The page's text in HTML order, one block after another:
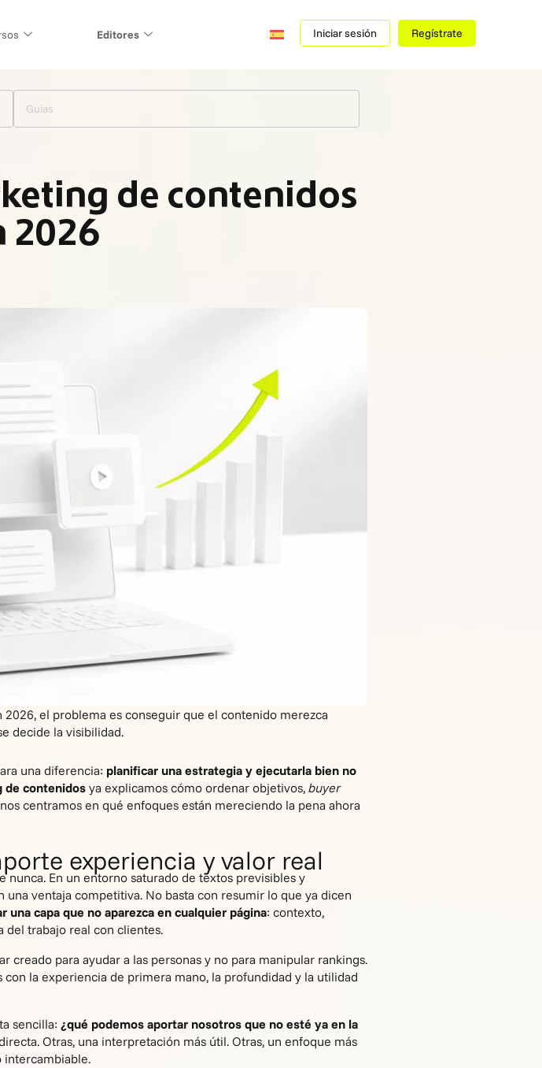
Editores Iniciar sesión Regístrate
Guías
de contenidos
2026
el problema es conseguir que el contenido merezca
decide la visibilidad.
una diferencia: planificar una estrategia y ejecutarla bien no
de contenidosya explicamos cómo ordenar objetivos, buyer
centramos en qué enfoques están mereciendo la pena ahora
experiencia y valor real
En un entorno saturado de textos previsibles y
una ventaja competitiva. No basta con resumir lo que ya dicen
una capa que no aparezca en cualquier página: contexto,
del trabajo real con clientes.
para ayudar a las personas y no para manipular rankings.
con la experiencia de primera mano, la profundidad y la utilidad
sencilla: ¿qué podemos aportar nosotros que no esté ya en la
Otras, una interpretación más útil. Otras, un enfoque más
intercambiable.